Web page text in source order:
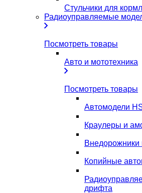
Стульчики для
Радиоуправляемые
Посмотреть товары
Авто и мототехника
Посмотреть товары
Автомодели
Краулеры и
Копийные
дрифта